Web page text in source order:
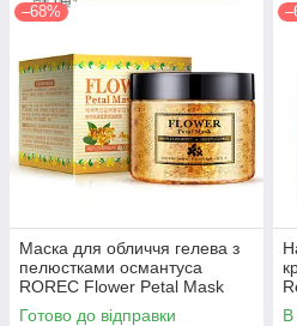
–68%
Маска для обличчя гелева з
пелюстками османтуса
ROREC Flower Petal Mask
Osmantus (140г)
Готово до відправки
Kit
В